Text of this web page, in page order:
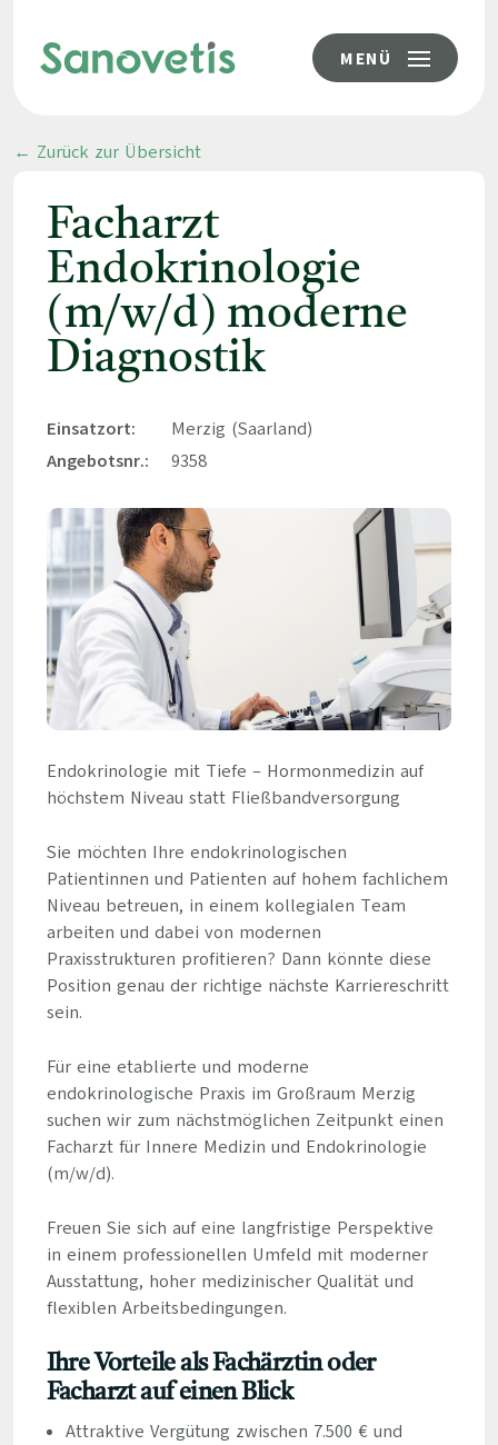
MENÜ
← Zurück zur Übersicht
Facharzt
Endokrinologie
(m/w/d) moderne
Diagnostik
Einsatzort:
Merzig (Saarland)
Angebotsnr.:
9358
Endokrinologie mit Tiefe – Hormonmedizin auf
höchstem Niveau statt Fließbandversorgung
Sie möchten Ihre endokrinologischen
Patientinnen und Patienten auf hohem fachlichem
Niveau betreuen, in einem kollegialen Team
arbeiten und dabei von modernen
Praxisstrukturen profitieren? Dann könnte diese
Position genau der richtige nächste Karriereschritt
sein.
Für eine etablierte und moderne
endokrinologische Praxis im Großraum Merzig
suchen wir zum nächstmöglichen Zeitpunkt einen
Facharzt für Innere Medizin und Endokrinologie
(m/w/d).
Freuen Sie sich auf eine langfristige Perspektive
in einem professionellen Umfeld mit moderner
Ausstattung, hoher medizinischer Qualität und
flexiblen Arbeitsbedingungen.
Ihre Vorteile als Fachärztin oder
Facharzt auf einen Blick
Attraktive Vergütung zwischen 7.500 € und